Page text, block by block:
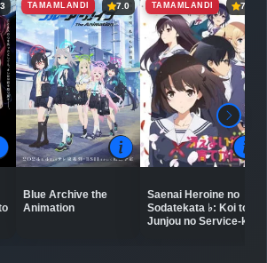
TAMAMLANDI 7.0
Blue Archive the
Animation
TAMAMLANDI 7.4
Saenai Heroine no
Sodatekata ♭: Koi to
Junjou no Service-kai